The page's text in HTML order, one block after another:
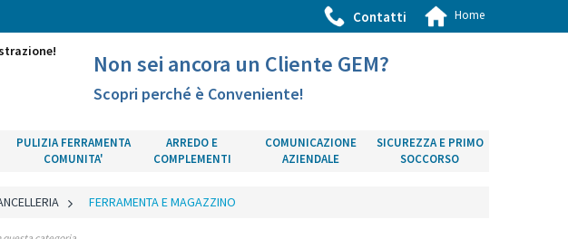
Contatti Home
Non sei ancora un Cliente GEM?
Scopri perché è Conveniente!
PULIZIA FERRAMENTA
COMUNITA'
ARREDO E
COMPLEMENTI
COMUNICAZIONE
AZIENDALE
SICUREZZA E PRIMO
SOCCORSO
> FERRAMENTA E MAGAZZINO